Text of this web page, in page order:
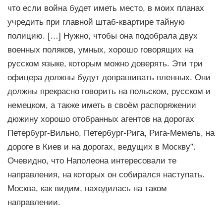
что если война будет иметь место, в моих планах
учредить при главной штаб-квартире тайную
полицию. […] Нужно, чтобы она подобрала двух
военных поляков, умных, хорошо говорящих на
русском языке, которым можно доверять. Эти три
офицера должны будут допрашивать пленных. Они
должны прекрасно говорить на польском, русском и
немецком, а также иметь в своём распоряжении
дюжину хорошо отобранных агентов на дорогах
Петербург-Вильно, Петербург-Рига, Рига-Мемель, на
дороге в Киев и на дорогах, ведущих в Москву”.
Очевидно, что Наполеона интересовали те
направления, на которых он собирался наступать.
Москва, как видим, находилась на таком
направлении.